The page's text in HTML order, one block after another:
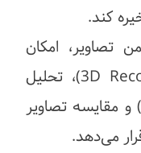
کند.
تصاویر، امکان
نمایش سه‌بعدی (3D Reconstruction)، تحلیل
کمی (Quantitative Analysis) و مقایسه تصاویر
می‌دهد.